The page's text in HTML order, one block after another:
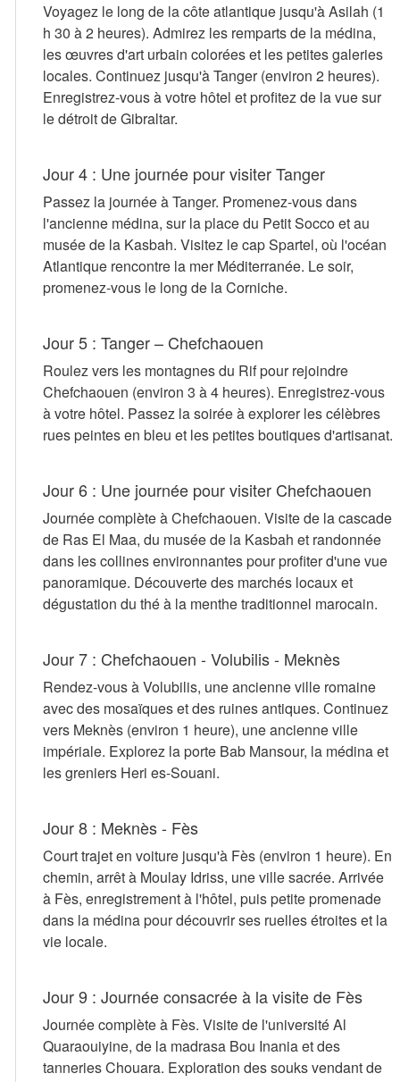
Voyagez le long de la côte atlantique jusqu'à Asilah (1
h 30 à 2 heures). Admirez les remparts de la médina,
les œuvres d'art urbain colorées et les petites galeries
locales. Continuez jusqu'à Tanger (environ 2 heures).
Enregistrez-vous à votre hôtel et profitez de la vue sur
le détroit de Gibraltar.
Jour 4 : Une journée pour visiter Tanger
Passez la journée à Tanger. Promenez-vous dans
l'ancienne médina, sur la place du Petit Socco et au
musée de la Kasbah. Visitez le cap Spartel, où l'océan
Atlantique rencontre la mer Méditerranée. Le soir,
promenez-vous le long de la Corniche.
Jour 5 : Tanger – Chefchaouen
Roulez vers les montagnes du Rif pour rejoindre
Chefchaouen (environ 3 à 4 heures). Enregistrez-vous
à votre hôtel. Passez la soirée à explorer les célèbres
rues peintes en bleu et les petites boutiques d'artisanat.
Jour 6 : Une journée pour visiter Chefchaouen
Journée complète à Chefchaouen. Visite de la cascade
de Ras El Maa, du musée de la Kasbah et randonnée
dans les collines environnantes pour profiter d'une vue
panoramique. Découverte des marchés locaux et
dégustation du thé à la menthe traditionnel marocain.
Jour 7 : Chefchaouen - Volubilis - Meknès
Rendez-vous à Volubilis, une ancienne ville romaine
avec des mosaïques et des ruines antiques. Continuez
vers Meknès (environ 1 heure), une ancienne ville
impériale. Explorez la porte Bab Mansour, la médina et
les greniers Heri es-Souani.
Jour 8 : Meknès - Fès
Court trajet en voiture jusqu'à Fès (environ 1 heure). En
chemin, arrêt à Moulay Idriss, une ville sacrée. Arrivée
à Fès, enregistrement à l'hôtel, puis petite promenade
dans la médina pour découvrir ses ruelles étroites et la
vie locale.
Jour 9 : Journée consacrée à la visite de Fès
Journée complète à Fès. Visite de l'université Al
Quaraouiyine, de la madrasa Bou Inania et des
tanneries Chouara. Exploration des souks vendant de